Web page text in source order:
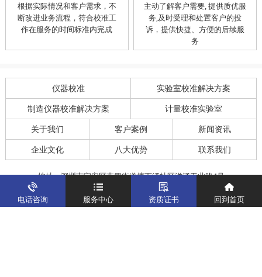
根据实际情况和客户需求，不
断改进业务流程，符合校准工
作在服务的时间标准内完成
主动了解客户需要, 提供质优服
务,及时受理和处置客户的投
诉，提供快捷、方便的后续服
务
仪器校准 实验室校准解决方案
制造仪器校准解决方案 计量校准实验室
关于我们 客户案例 新闻资讯
企业文化 八大优势 联系我们
地址：深圳市宝安区燕罗街道塘下涌社区洋涌工业路4号
运营地址：广东省东莞市南城区鸿福路中环财富广场7层716
版权所有：华中计量粤ICP备19031793号-2
电话咨询 服务中心 资质证书 回到首页